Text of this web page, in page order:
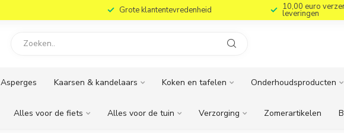
Grote klantentevredenheid 10,00 euro
leveringen
Asperges Kaarsen & kandelaars Koken en tafelen Onderhoudsproducten
Alles voor de fiets Alles voor de tuin Verzorging Zomerartikelen